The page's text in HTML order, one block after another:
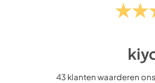
43 klanten waarderen